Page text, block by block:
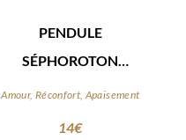
PENDULE
SÉPHOROTON
QUARTZ ROSE
Amour, Réconfort, Apaisement
14€